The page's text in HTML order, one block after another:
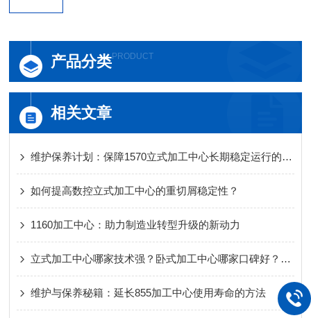
产品分类PRODUCT
相关文章
维护保养计划：保障1570立式加工中心长期稳定运行的关键
如何提高数控立式加工中心的重切屑稳定性？
1160加工中心：助力制造业转型升级的新动力
立式加工中心哪家技术强？卧式加工中心哪家口碑好？龙门加工中心哪个品牌售后服务好？
维护与保养秘籍：延长855加工中心使用寿命的方法